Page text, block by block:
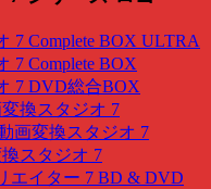
7 Complete BOX ULTRA
7 Complete BOX
7 DVD総合BOX
換スタジオ 7
画変換スタジオ 7
スタジオ 7
エイター 7 BD & DVD